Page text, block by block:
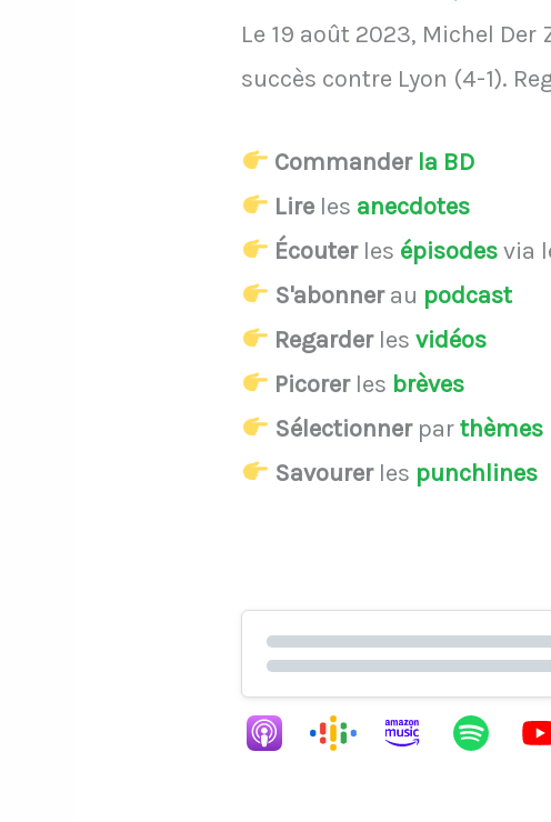
Le 19 août 2023, Michel
succès contre Lyon (4-1).
Commander la BD
Lire les anecdotes
Écouterles épisodesvia
S'abonnerau podcast
Regarderlesvidéos
Picorerles brèves
Sélectionnerparthèmes
Savourerles punchlines